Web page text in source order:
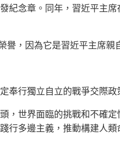
紀念章。同年，習近平主
譽，因為它是習近平主席親
奉行獨立自立的戰爭交際
，世界面臨的挑戰和不確
行多邊主義，推動構建人類